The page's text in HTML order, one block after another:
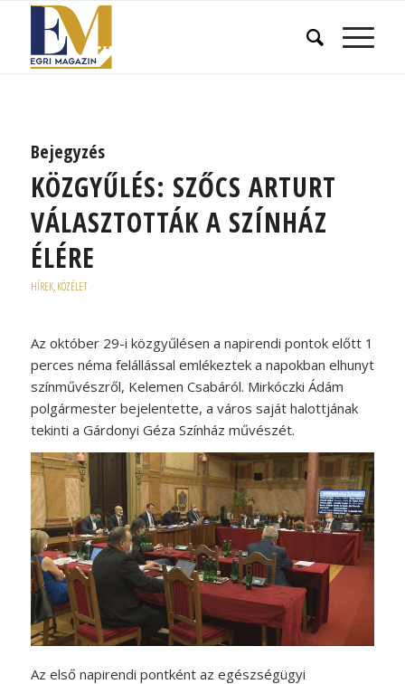
Bejegyzés
KÖZGYŰLÉS: SZŐCS ARTURT
VÁLASZTOTTÁK A SZÍNHÁZ
ÉLÉRE
HÍREK,KÖZÉLET
Az október 29-i közgyűlésen a napirendi pontok előtt 1
perces néma felállással emlékeztek a napokban elhunyt
színművészről, Kelemen Csabáról. Mirkóczki Ádám
polgármester bejelentette, a város saját halottjának
tekinti a Gárdonyi Géza Színház művészét.
Az első napirendi pontként az egészségügyi